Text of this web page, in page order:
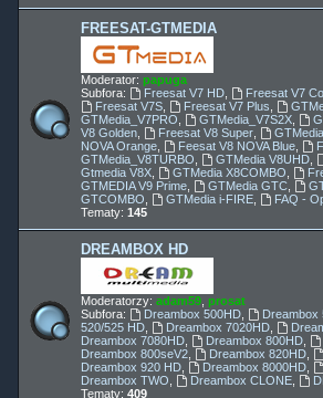
FREESAT-GTMEDIA
Moderator: papuga
Subfora:
Freesat V7 HD, Freesat V7
Freesat V7S, Freesat V7 Plus
GTMedia_V7PRO
GTMedia_V7S2X,
V8 Golden
Freesat V8 Super,
NOVA Orange
Feesat V8 NOVA Blue,
GTMedia_V8TURBO
GTMedia V8UHD,
Gtmedia V8X
GTMedia X8COMBO
GTMEDIA V9 Prime
GTMedia GTC,
GTCOMBO
GTMedia i-FIRE,
FAQ -
Tematy: 145
DREAMBOX HD
Moderatorzy: adam59 prosat
Subfora:
Dreambox 500HD, Dreambox
520/525 HD
Dreambox 7020HD,
Dreambox 7080HD
Dreambox 800HD,
Dreambox 800seV2
Dreambox 820HD,
Dreambox 920 HD
Dreambox 8000HD,
Dreambox TWO
Dreambox CLONE,
Tematy: 409